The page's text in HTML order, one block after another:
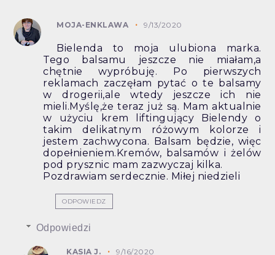
MOJA-ENKLAWA 9/13/2020
Bielenda to moja ulubiona marka.
Tego balsamu jeszcze nie miałam,a
chętnie wypróbuję. Po pierwszych
reklamach zaczęłam pytać o te balsamy
w drogerii,ale wtedy jeszcze ich nie
mieli.Myślę,że teraz już są. Mam aktualnie
w użyciu krem liftingujący Bielendy o
takim delikatnym różowym kolorze i
jestem zachwycona. Balsam będzie, więc
dopełnieniem.Kremów, balsamów i żelów
pod prysznic mam zazwyczaj kilka.
Pozdrawiam serdecznie. Miłej niedzieli
ODPOWIEDZ
Odpowiedzi
KASIA J. 9/16/2020